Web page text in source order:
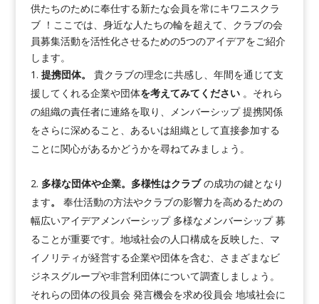
供たちのために奉仕する新たな会員を常にキワニスクラ
ブ ！ここでは、身近な人たちの輪を超えて、クラブの会
員募集活動を活性化させるための5つのアイデアをご紹介
します。
提携団体。 貴クラブの理念に共感し、年間を通じて支
援してくれる企業や団体を考えてみてください 。それら
の組織の責任者に連絡を取り、メンバーシップ 提携関係
をさらに深めること、あるいは組織として直接参加する
ことに関心があるかどうかを尋ねてみましょう。
多様な団体や企業。多様性はクラブの成功の鍵となり
ます。 奉仕活動の方法やクラブの影響力を高めるための
幅広いアイデアメンバーシップ 多様なメンバーシップ 募
ることが重要です。地域社会の人口構成を反映した、マ
イノリティが経営する企業や団体を含む、さまざまなビ
ジネスグループや非営利団体について調査しましょう。
それらの団体の役員会 発言機会を求め役員会 地域社会に